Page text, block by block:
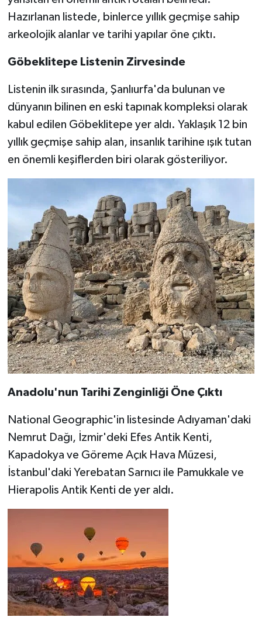
Hazırlanan listede, binlerce yıllık geçmişe sahip
arkeolojik alanlar ve tarihi yapılar öne çıktı.
Göbeklitepe Listenin Zirvesinde
Listenin ilk sırasında, Şanlıurfa'da bulunan ve
dünyanın bilinen en eski tapınak kompleksi olarak
kabul edilen Göbeklitepe yer aldı. Yaklaşık 12 bin
yıllık geçmişe sahip alan, insanlık tarihine ışık tutan
en önemli keşiflerden biri olarak gösteriliyor.
Anadolu'nun Tarihi Zenginliği Öne Çıktı
National Geographic'in listesinde Adıyaman'daki
Nemrut Dağı, İzmir'deki Efes Antik Kenti,
Kapadokya ve Göreme Açık Hava Müzesi,
İstanbul'daki Yerebatan Sarnıcı ile Pamukkale ve
Hierapolis Antik Kenti de yer aldı.